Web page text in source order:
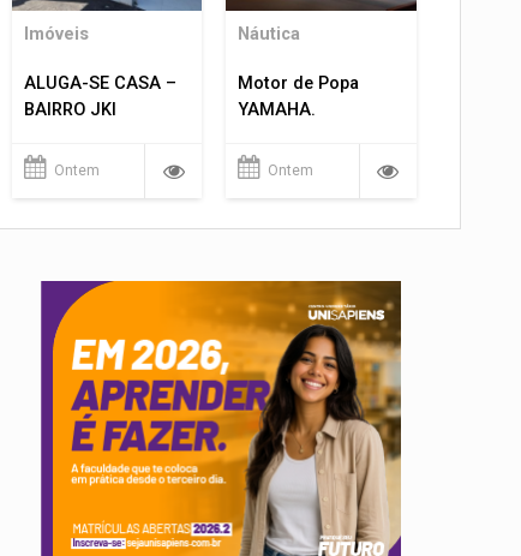
Imóveis
ALUGA-SE CASA –
BAIRRO JKI
Ontem
Náutica
Motor de Popa
YAMAHA.
Ontem